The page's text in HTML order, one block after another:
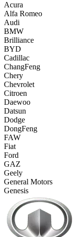
Acura
Alfa Romeo
Audi
BMW
Brilliance
BYD
Cadillac
ChangFeng
Chery
Chevrolet
Citroen
Daewoo
Datsun
Dodge
DongFeng
FAW
Fiat
Ford
GAZ
Geely
General Motors
Genesis